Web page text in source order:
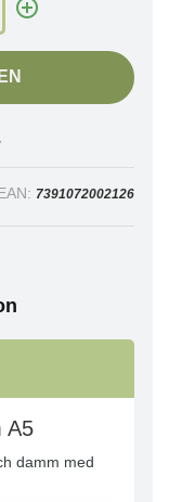
EAN: 7391072002126
A5
damm med